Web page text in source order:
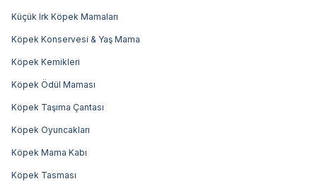
Küçük Irk Köpek Mamaları
Köpek Konservesi & Yaş Mama
Köpek Kemikleri
Köpek Ödül Maması
Köpek Taşıma Çantası
Köpek Oyuncakları
Köpek Mama Kabı
Köpek Tasması